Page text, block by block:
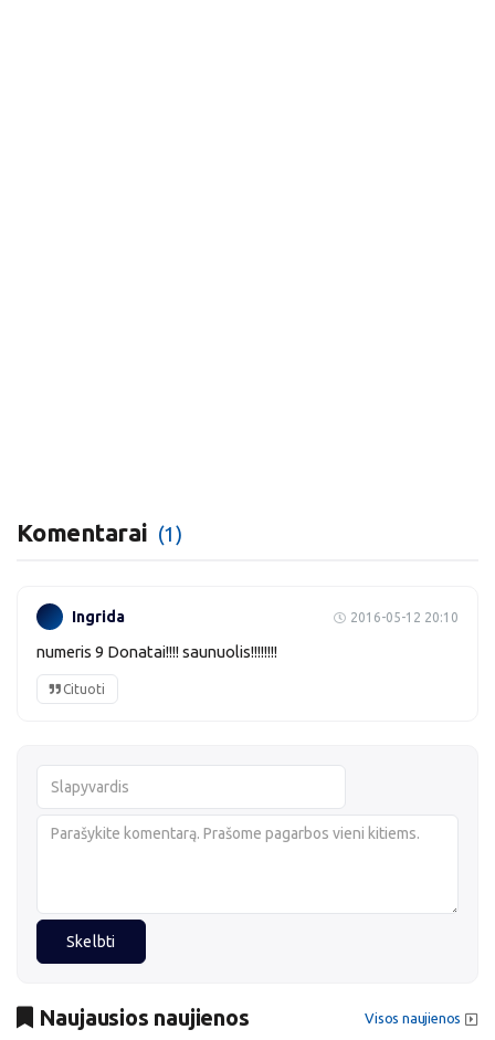
Komentarai (1)
Ingrida 2016-05-12 20:10
numeris 9 Donatai!!!! saunuolis!!!!!!!!
Cituoti
Skelbti
Naujausios naujienos Visos naujienos